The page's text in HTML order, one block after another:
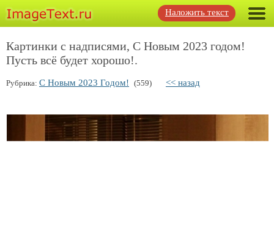
Наложить текст
Картинки с надписями, С Новым 2023 годом!
Пусть всё будет хорошо!.
Рубрика: С Новым 2023 Годом! (559) << назад